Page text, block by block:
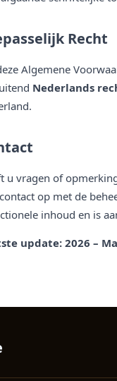
Recht
Algemene
Nederlands
u vragen of
op met de
inhoud en is
update: 2026 –